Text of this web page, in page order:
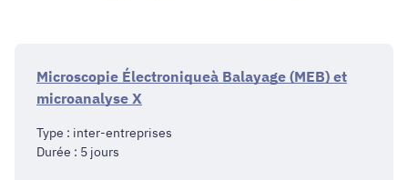
Microscopie Électroniqueà Balayage (MEB) et
microanalyse X
Type : inter-entreprises
Durée : 5 jours